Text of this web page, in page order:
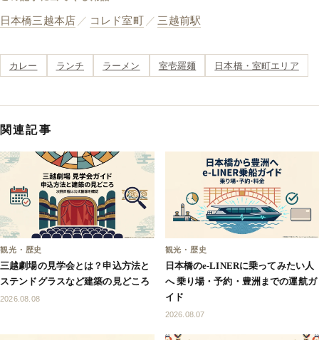
日本橋三越本店 ／ コレド室町 ／ 三越前駅
カレー ランチ ラーメン 室壱羅麺 日本橋・室町エリア
関連記事
観光・歴史
三越劇場の見学会とは？申込方法と
ステンドグラスなど建築の見どころ
2026.08.08
観光・歴史
日本橋のe-LINERに乗ってみたい人
へ 乗り場・予約・豊洲までの運航ガ
イド
2026.08.07